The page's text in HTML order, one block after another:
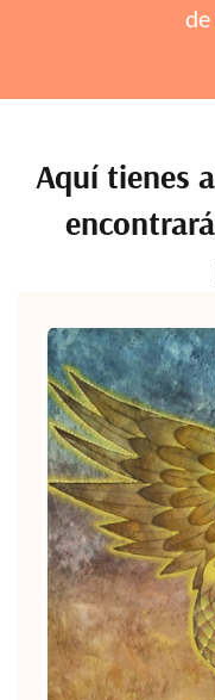
Aquí tienes